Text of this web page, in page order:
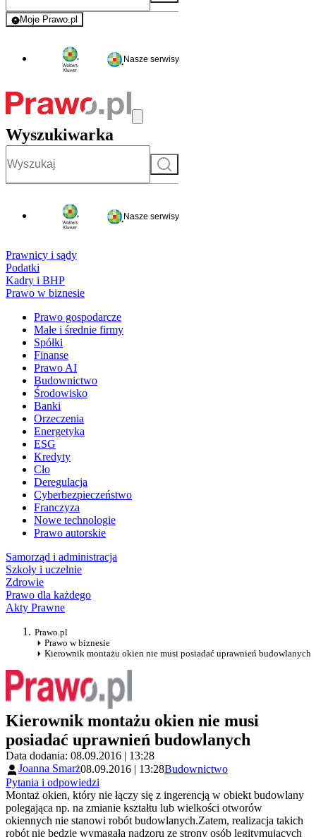
Moje Prawo.pl
- rejestracja i logowanie do serwisu
Nasze serwisy
Wyszukiwarka
Szukaj
Nasze serwisy
Prawnicy i sądy
Podatki
Kadry i BHP
Prawo w biznesie
Prawo gospodarcze
Małe i średnie firmy
Spółki
Finanse
Prawo AI
Budownictwo
Środowisko
Banki
Orzeczenia
Energetyka
ESG
Kredyty
Cło
Deregulacja
Cyberbezpieczeństwo
Franczyza
Nowe technologie
Prawo autorskie
Samorząd i administracja
Szkoły i uczelnie
Zdrowie
Prawo dla każdego
Akty Prawne
Prawo.pl
Prawo w biznesie
Kierownik montażu okien nie musi posiadać uprawnień budowlanych
Kierownik montażu okien nie musi
posiadać uprawnień budowlanych
Data dodania: 08.09.2016 | 13:28
Joanna Smarż08.09.2016 | 13:28Budownictwo
Pytania i odpowiedzi
Montaż okien, który nie łączy się z ingerencją w obiekt budowlany
polegająca np. na zmianie kształtu lub wielkości otworów
okiennych nie stanowi robót budowlanych.Zatem, realizacja takich
robót nie będzie wymagała nadzoru ze strony osób legitymujących